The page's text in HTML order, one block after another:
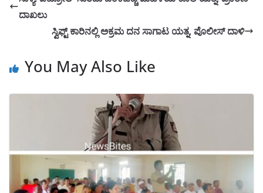
ದಾಖಲು
ಸ್ವಿಫ್ಟ್ ಕಾರಿನಲ್ಲಿ ಅಕ್ರಮ ದನ ಸಾಗಾಟ ಯತ್ನ, ಪೊಲೀಸ್ ದಾಳಿ
You May Also Like